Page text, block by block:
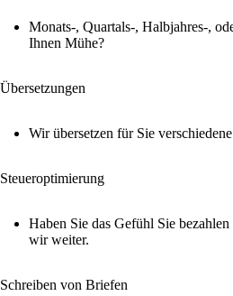
Monats-, Quartals-, Halbjahres-,
Ihnen Mühe?
Übersetzungen
Wir übersetzen für Sie
Steueroptimierung
Haben Sie das Gefühl Sie
wir weiter.
Schreiben von Briefen